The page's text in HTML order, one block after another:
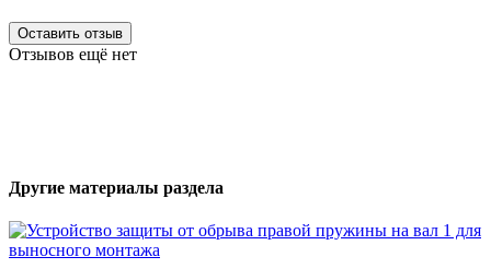
Оставить отзыв
Отзывов ещё нет
Другие материалы раздела